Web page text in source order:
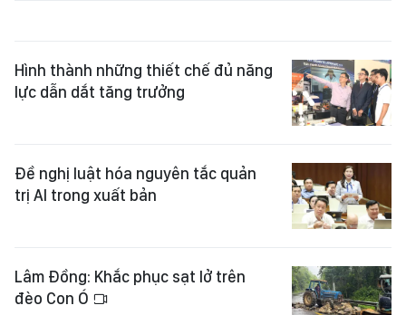
Hình thành những thiết chế đủ năng
lực dẫn dắt tăng trưởng
Đề nghị luật hóa nguyên tắc quản
trị AI trong xuất bản
Lâm Đồng: Khắc phục sạt lở trên
đèo Con Ó